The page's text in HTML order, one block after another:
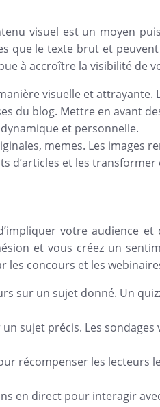
visuel est un moyen
que le texte brut et
à accroître la visibilité de
visuelle et
du blog. Mettre en avant
et personnelle.
memes. Les images
d’articles et les
votre audience
et vous créez un
les concours et les
sur un sujet donné. Un
un sujet précis. Les
récompenser les lecteurs
en direct pour interagir